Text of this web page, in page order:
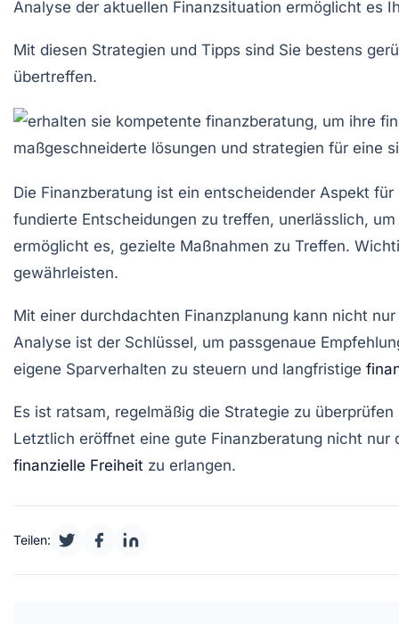
Analyse der aktuellen Finanzsituation ermöglicht es
Mit diesen Strategien und Tipps sind Sie bestens
übertreffen.
Die Finanzberatung ist ein entscheidender Aspekt
fundierte Entscheidungen zu treffen, unerlässlich,
ermöglicht es, gezielte Maßnahmen zu Treffen.
gewährleisten.
Mit einer durchdachten Finanzplanung kann nicht
Analyse ist der Schlüssel, um passgenaue
eigene Sparverhalten zu steuern und langfristige
Es ist ratsam, regelmäßig die Strategie zu
Letztlich eröffnet eine gute Finanzberatung nicht nur
finanzielle Freiheit zu erlangen.
Teilen: